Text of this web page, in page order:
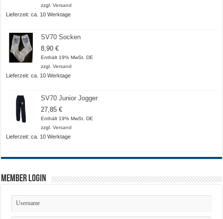
zzgl.Versand
Lieferzeit: ca. 10 Werktage
SV70 Socken
8,90€
Enthält 19% MwSt. DE
zzgl.Versand
Lieferzeit: ca. 10 Werktage
SV70 Junior Jogger
27,85€
Enthält 19% MwSt. DE
zzgl.Versand
Lieferzeit: ca. 10 Werktage
Member Login